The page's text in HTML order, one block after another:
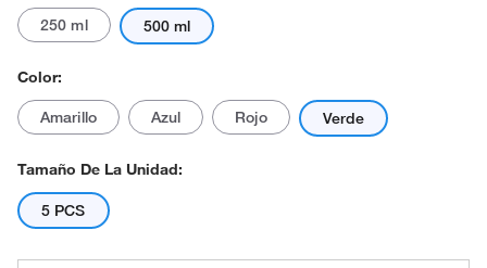
250 ml 500 ml
Color:
Amarillo Azul Rojo Verde
Tamaño De La Unidad:
5 PCS